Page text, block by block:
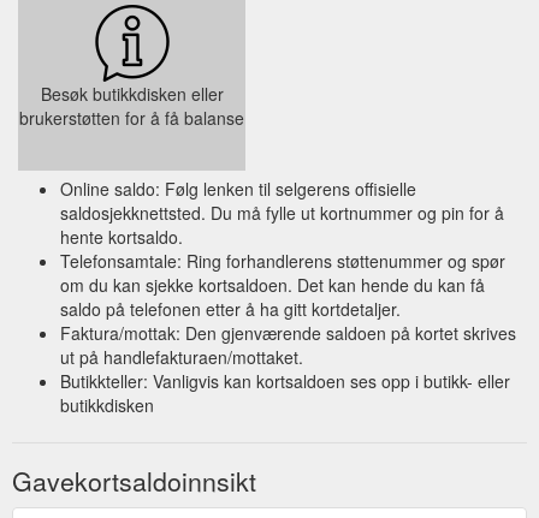
Besøk butikkdisken eller
brukerstøtten for å få balanse
Online saldo: Følg lenken til selgerens offisielle
saldosjekknettsted. Du må fylle ut kortnummer og pin for å
hente kortsaldo.
Telefonsamtale: Ring forhandlerens støttenummer og spør
om du kan sjekke kortsaldoen. Det kan hende du kan få
saldo på telefonen etter å ha gitt kortdetaljer.
Faktura/mottak: Den gjenværende saldoen på kortet skrives
ut på handlefakturaen/mottaket.
Butikkteller: Vanligvis kan kortsaldoen ses opp i butikk- eller
butikkdisken
Gavekortsaldoinnsikt